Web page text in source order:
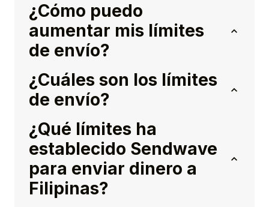
¿Cómo puedo
aumentar mis límites
de envío?
¿Cuáles son los límites
de envío?
¿Qué límites ha
establecido Sendwave
para enviar dinero a
Filipinas?